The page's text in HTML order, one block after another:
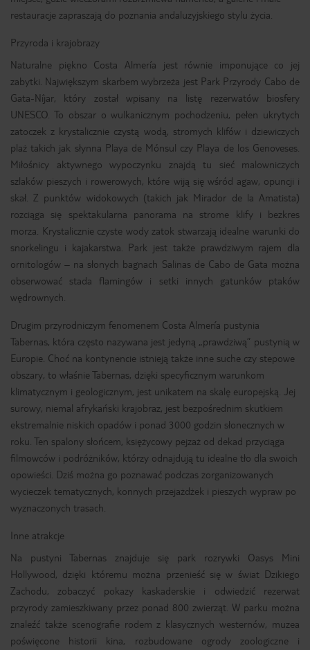
restauracje zapraszają do poznania andaluzyjskiego stylu życia.
Przyroda i krajobrazy
Naturalne piękno Costa Almería jest równie imponujące co jej
zabytki. Największym skarbem wybrzeża jest Park Przyrody Cabo de
Gata-Níjar, który został wpisany na listę rezerwatów biosfery
UNESCO. To obszar o wulkanicznym pochodzeniu, pełen ukrytych
zatoczek z krystalicznie czystą wodą, stromych klifów i dziewiczych
plaż takich jak słynna Playa de Mónsul czy Playa de los Genoveses.
Miłośnicy aktywnego wypoczynku znajdą tu sieć malowniczych
szlaków pieszych i rowerowych, które wiją się wśród agaw, opuncji i
skał. Z punktów widokowych (takich jak Mirador de la Amatista)
rozciąga się spektakularna panorama na strome klify i bezkres
morza. Krystalicznie czyste wody zatok stwarzają idealne warunki do
snorkelingu i kajakarstwa. Park jest także prawdziwym rajem dla
ornitologów – na słonych bagnach Salinas de Cabo de Gata można
obserwować stada flamingów i setki innych gatunków ptaków
wędrownych.
Drugim przyrodniczym fenomenem Costa Almería pustynia
Tabernas, która często nazywana jest jedyną „prawdziwą” pustynią w
Europie. Choć na kontynencie istnieją także inne suche czy stepowe
obszary, to właśnie Tabernas, dzięki specyficznym warunkom
klimatycznym i geologicznym, jest unikatem na skalę europejską. Jej
surowy, niemal afrykański krajobraz, jest bezpośrednim skutkiem
ekstremalnie niskich opadów i ponad 3000 godzin słonecznych w
roku. Ten spalony słońcem, księżycowy pejzaż od dekad przyciąga
filmowców i podróżników, którzy odnajdują tu idealne tło dla swoich
opowieści. Dziś można go poznawać podczas zorganizowanych
wycieczek tematycznych, konnych przejażdżek i pieszych wypraw po
wyznaczonych trasach.
Inne atrakcje
Na pustyni Tabernas znajduje się park rozrywki Oasys Mini
Hollywood, dzięki któremu można przenieść się w świat Dzikiego
Zachodu, zobaczyć pokazy kaskaderskie i odwiedzić rezerwat
przyrody zamieszkiwany przez ponad 800 zwierząt. W parku można
znaleźć także scenografie rodem z klasycznych westernów, muzea
poświęcone historii kina, rozbudowane ogrody zoologiczne i